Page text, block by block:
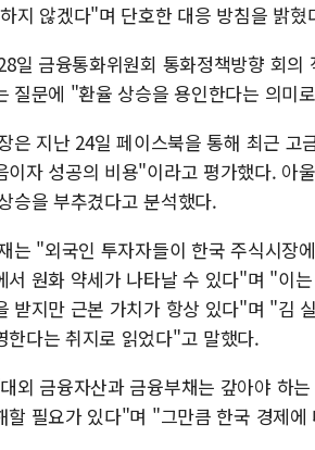
지 않겠다"며 단호한 대응 방침을 밝혔
일 금융통화위원회 통화정책방향 회
질문에 "환율 상승을 용인한다는 의미
은 지난 24일 페이스북을 통해 최근 고
이자 성공의 비용"이라고 평가했다. 아
승을 부추겼다고 분석했다.
는 "외국인 투자자들이 한국 주식시장
서 원화 약세가 나타날 수 있다"며 "이
받지만 근본 가치가 항상 있다"며 "김
한다는 취지로 읽었다"고 말했다.
외 금융자산과 금융부채는 갚아야 하
할 필요가 있다"며 "그만큼 한국 경제